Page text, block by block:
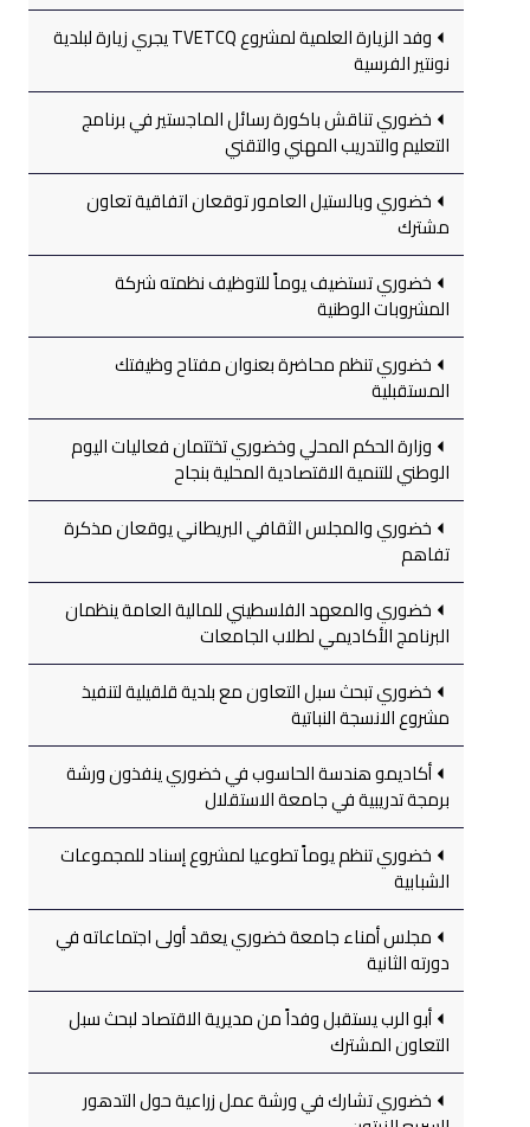
وفد الزيارة العلمية لمشروع TVETCQ يجري زيارة لبلدية
نونتير الفرسية
خضوري تناقش باكورة رسائل الماجستير في برنامج
التعليم والتدريب المهني والتقني
خضوري وبالستيل العامور توقعان اتفاقية تعاون
مشترك
خضوري تستضيف يوماً للتوظيف نظمته شركة
المشروبات الوطنية
خضوري تنظم محاضرة بعنوان مفتاح وظيفتك
المستقبلية
وزارة الحكم المحلي وخضوري تختتمان فعاليات اليوم
الوطني للتنمية الاقتصادية المحلية بنجاح
خضوري والمجلس الثقافي البريطاني يوقعان مذكرة
تفاهم
خضوري والمعهد الفلسطيني للمالية العامة ينظمان
البرنامج الأكاديمي لطلاب الجامعات
خضوري تبحث سبل التعاون مع بلدية قلقيلية لتنفيذ
مشروع الانسجة النباتية
أكاديمو هندسة الحاسوب في خضوري ينفذون ورشة
برمجة تدريبية في جامعة الاستقلال
خضوري تنظم يوماً تطوعيا لمشروع إسناد للمجموعات
الشبابية
مجلس أمناء جامعة خضوري يعقد أولى اجتماعاته في
دورته الثانية
أبو الرب يستقبل وفداً من مديرية الاقتصاد لبحث سبل
التعاون المشترك
خضوري تشارك في ورشة عمل زراعية حول التدهور